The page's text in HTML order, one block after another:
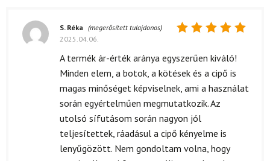
5/ 5
S. Réka (megerősített tulajdonos)
2025.04.06.
A termék ár-érték aránya egyszerűen kiváló!
Minden elem, a botok, a kötések és a cipő is
magas minőséget képviselnek, ami a használat
során egyértelműen megmutatkozik. Az
utolsó sífutásom során nagyon jól
teljesítettek, ráadásul a cipő kényelme is
lenyűgözött. Nem gondoltam volna, hogy